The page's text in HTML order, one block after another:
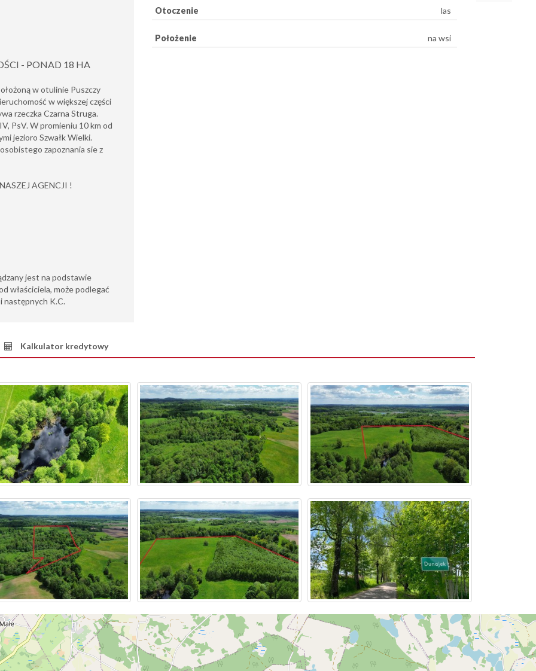
- PONAD 18 HA
w otulinie Puszczy
w większej części
rzeczka Czarna Struga.
PsV. W promieniu 10 km od
jezioro Szwałk Wielki.
zapoznania sie z
AGENCJI !
jest na podstawie
właściciela, może podlegać
następnych K.C.
Otoczenie las
Położenie na wsi
Kalkulator kredytowy